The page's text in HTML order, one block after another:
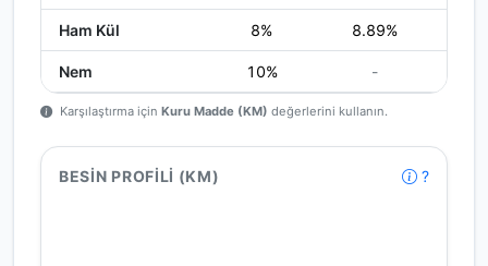
Ham Kül 8% 8.89%
Nem 10% -
Karşılaştırma için Kuru Madde (KM) değerlerini kullanın.
BESIN PROFILI (KM) ?